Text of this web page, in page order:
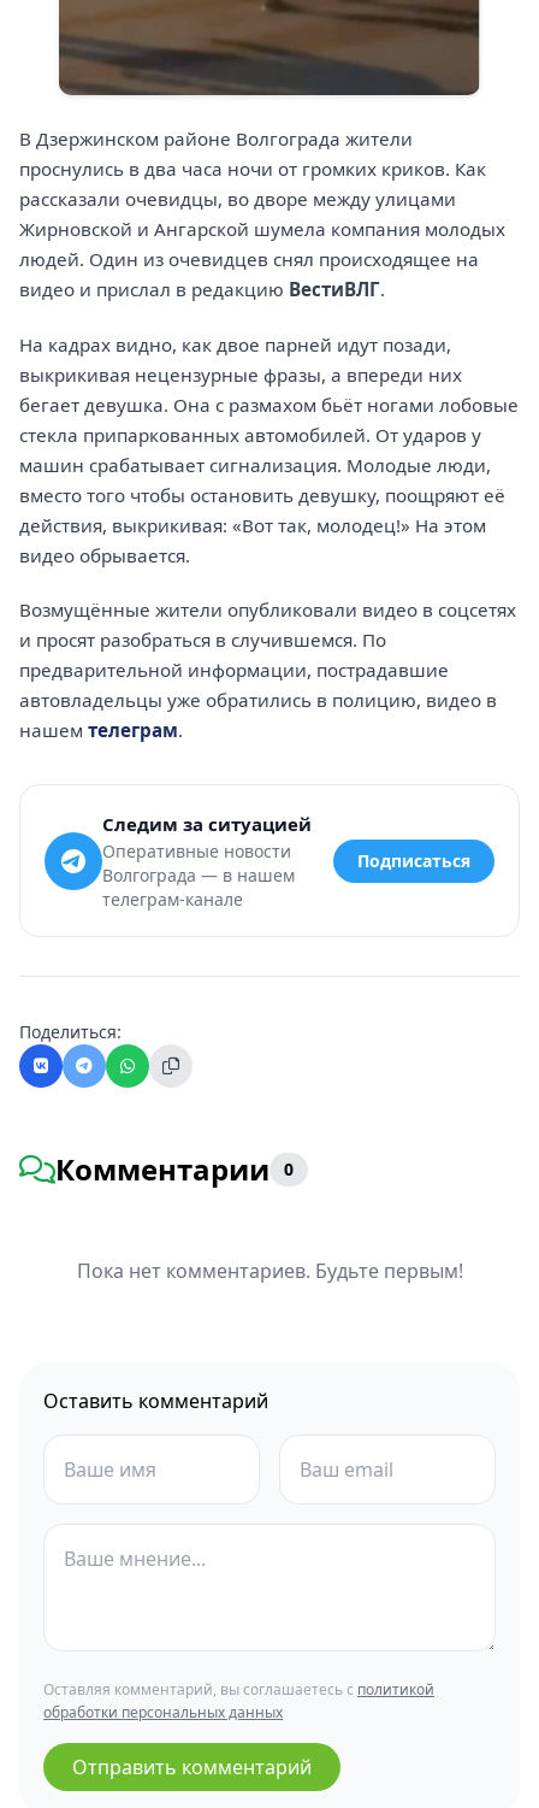
В Дзержинском районе Волгограда жители
проснулись в два часа ночи от громких криков. Как
рассказали очевидцы, во дворе между улицами
Жирновской и Ангарской шумела компания молодых
людей. Один из очевидцев снял происходящее на
видео и прислал в редакцию ВестиВЛГ.
На кадрах видно, как двое парней идут позади,
выкрикивая нецензурные фразы, а впереди них
бегает девушка. Она с размахом бьёт ногами лобовые
стекла припаркованных автомобилей. От ударов у
машин срабатывает сигнализация. Молодые люди,
вместо того чтобы остановить девушку, поощряют её
действия, выкрикивая: «Вот так, молодец!» На этом
видео обрывается.
Возмущённые жители опубликовали видео в соцсетях
и просят разобраться в случившемся. По
предварительной информации, пострадавшие
автовладельцы уже обратились в полицию, видео в
нашем телеграм.
Следим за ситуацией
Оперативные новости
Волгограда — в нашем
телеграм-канале
Подписаться
Поделиться:
Комментарии 0
Пока нет комментариев. Будьте первым!
Оставить комментарий
Оставляя комментарий, вы соглашаетесь с политикой
обработки персональных данных
Отправить комментарий